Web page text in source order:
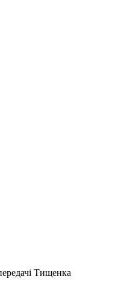
Тищенка